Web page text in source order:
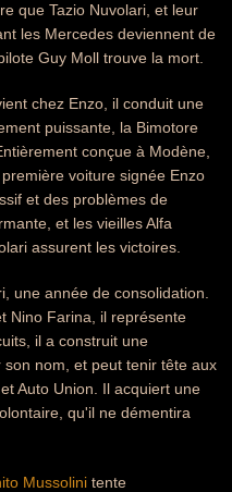
que Tazio Nuvolari, et leur
les Mercedes deviennent de
Guy Moll trouve la mort.
chez Enzo, il conduit une
puissante, la Bimotore
conçue à Modène,
voiture signée Enzo
et des problèmes de
et les vieilles Alfa
assurent les victoires.
une année de consolidation.
Nino Farina, il représente
il a construit une
nom, et peut tenir tête aux
Auto Union. Il acquiert une
qu'il ne démentira
Mussolini tente